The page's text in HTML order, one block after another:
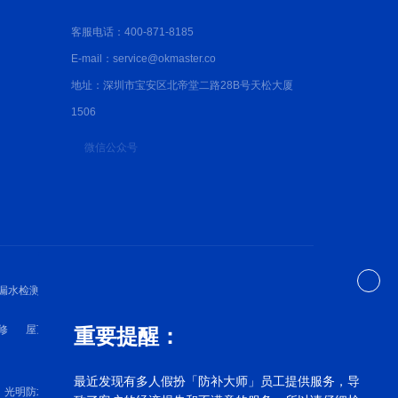
客服电话：400-871-8185
E-mail：service@okmaster.co
地址：深圳市宝安区北帝堂二路28B号天松大厦
1506
微信公众号
水检测
屋顶漏水维修 外墙漏水维修
光明防水补漏 罗湖漏水维修 宝安漏水维修
重要提醒：
最近发现有多人假扮「防补大师」员工提供服务，导